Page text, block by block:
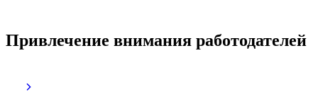
Привлечение внимания работодателей